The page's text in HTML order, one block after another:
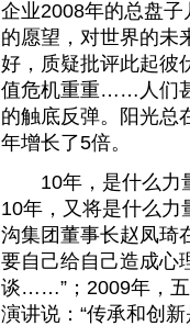
企业2008年的总盘
的愿望，对世界的未
好，质疑批评此起彼
值危机重重……人们
的触底反弹。阳光总
年增长了5倍。
10年，是什么力量
10年，又将是什么力
沟集团董事长赵凤琦
要自己给自己造成心
谈……”；2009年，五
演讲说：“传承和创